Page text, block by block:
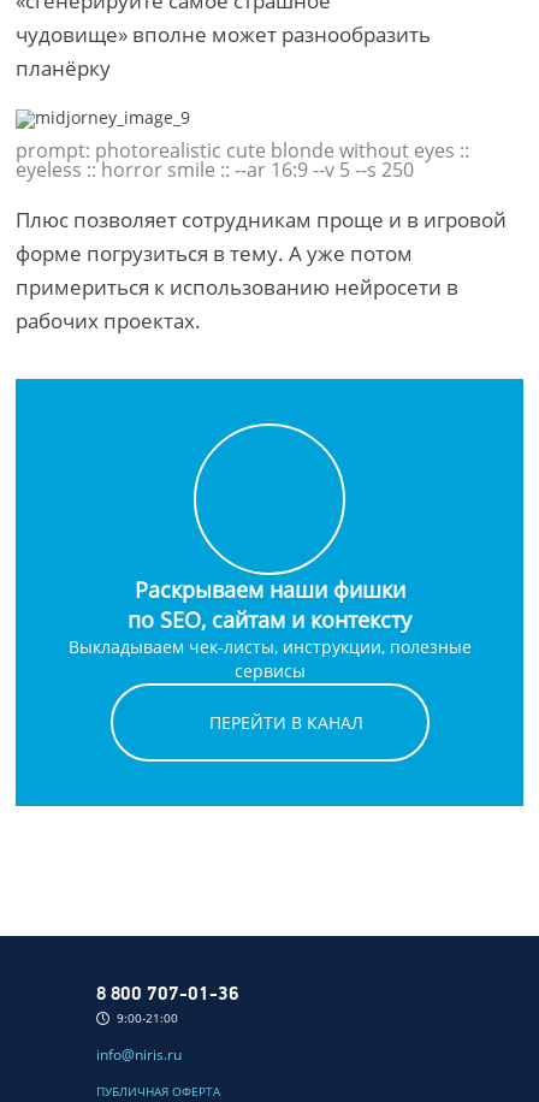
чудовище» вполне может разнообразить
планёрку
prompt: photorealistic cute blonde without eyes ::
eyeless :: horror smile :: --ar 16:9 --v 5 --s 250
Плюс позволяет сотрудникам проще и в игровой
форме погрузиться в тему. А уже потом
примериться к использованию нейросети в
рабочих проектах.
Раскрываем наши фишки
по SEO, сайтам и контексту
Выкладываем чек-листы, инструкции, полезные
сервисы
ПЕРЕЙТИ В КАНАЛ
8 800 707-01-36
9:00-21:00
info@niris.ru
ПУБЛИЧНАЯ ОФЕРТА